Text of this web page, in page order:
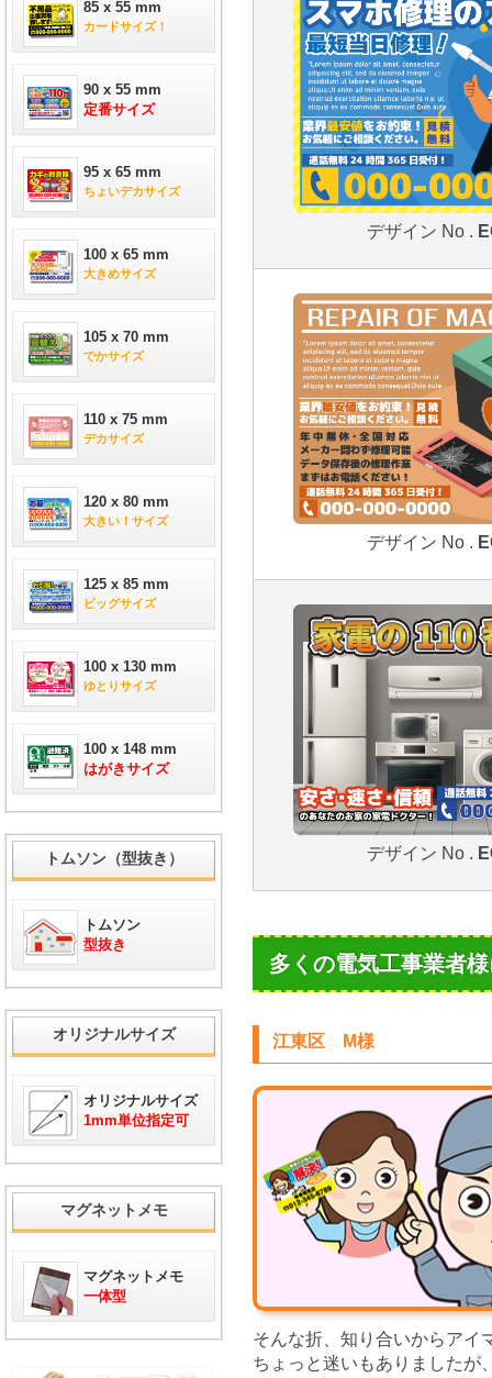
デザイン No .
デザイン No .
デザイン No .
多くの電気工事業者
江東区 M様
そんな折、知り合いからアイ
ちょっと迷いもありましたが
85 x 55 mm
カードサイズ！
90 x 55 mm
定番サイズ
95 x 65 mm
ちょいデカサイズ
100 x 65 mm
大きめサイズ
105 x 70 mm
でかサイズ
110 x 75 mm
デカサイズ
120 x 80 mm
大きい！サイズ
125 x 85 mm
ビッグサイズ
100 x 130 mm
ゆとりサイズ
100 x 148 mm
はがきサイズ
トムソン（型抜き）
トムソン
型抜き
オリジナルサイズ
オリジナルサイズ
1mm単位指定可
マグネットメモ
マグネットメモ
一体型